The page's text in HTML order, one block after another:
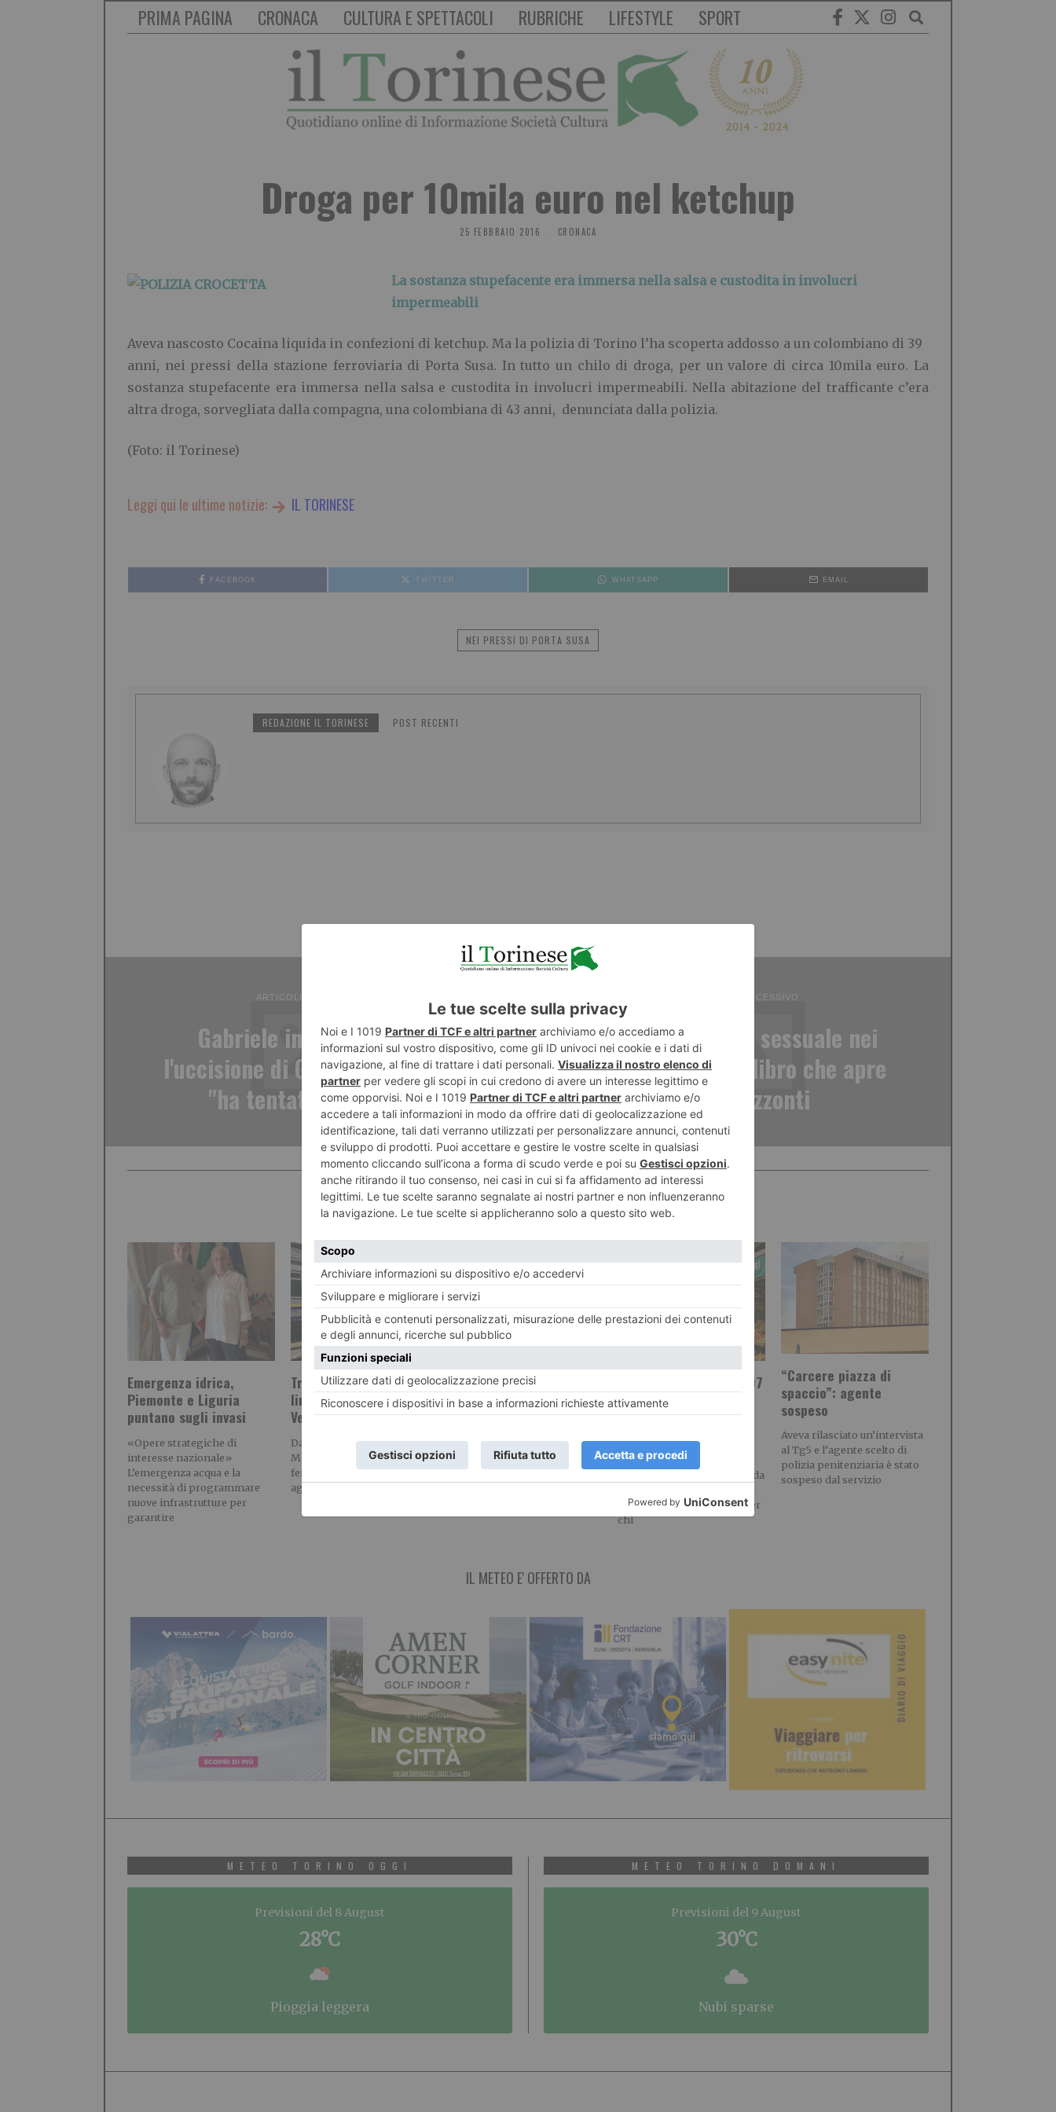
PRIMA PAGINA CRONACA CULTURA E SPETTACOLI RUBRICHE LIFESTYLE SPORT
Droga per 10mila euro nel ketchup
25 FEBBRAIO 2016 CRONACA
La sostanza stupefacente era immersa nella salsa e custodita in involucri
impermeabili
Aveva nascosto Cocaina liquida in confezioni di ketchup. Ma la polizia di Torino l’ha scoperta addosso a un colombiano di 39
anni, nei pressi della stazione ferroviaria di Porta Susa. In tutto un chilo di droga, per un valore di circa 10mila euro. La
sostanza stupefacente era immersa nella salsa e custodita in involucri impermeabili. Nella abitazione del trafficante c’era
altra droga, sorvegliata dalla compagna, una colombiana di 43 anni, denunciata dalla polizia.
(Foto: il Torinese)
Leggi qui le ultime notizie: IL TORINESE
FACEBOOK TWITTER WHATSAPP EMAIL
NEI PRESSI DI PORTA SUSA
REDAZIONE IL TORINESE POST RECENTI
ARTICOLO PRECEDENTE
Gabriele in carcere dopo
l'uccisione di Gloria. L'avvocato:
"ha tentato il suicidio"
ARTICOLO SUCCESSIVO
"Vita affettiva e sessuale nei
paraplegici", un libro che apre
nuovi orizzonti
RECENTI:
Emergenza idrica,
Piemonte e Liguria
puntano sugli invasi
«Opere strategiche di
interesse nazionale»
L’emergenza acqua e la
necessità di programmare
nuove infrastrutture per
garantire
Trenitalia: modifiche
linea Cuneo Fossano
Ventimiglia
Dal 23 agosto al 13 settembre
Modifiche alla circolazione
ferroviaria da domenica 23
agosto fino a domenica
A Torino il ricordo della
tragedia di Hiroshima e
Nagasaki
Giovedì 6 agosto alle h 21.00
si è tenuta la tradizionale
commemorazione della
tragedia di Hiroshima
Ferragosto a Torino: 107
negozi e locali aperti
nelle settimane più
Le settimane a cavallo di
Ferragosto rappresentano da
particolarmente delicato per
chi
“Carcere piazza di
spaccio”: agente
sospeso
Aveva rilasciato un’intervista
al Tg5 e l’agente scelto di
polizia penitenziaria è stato
sospeso dal servizio
IL METEO E' OFFERTO DA
METEO TORINO OGGI
Previsioni del 8 August
28°C
pioggia leggera
METEO TORINO DOMANI
Previsioni del 9 August
30°C
nubi sparse